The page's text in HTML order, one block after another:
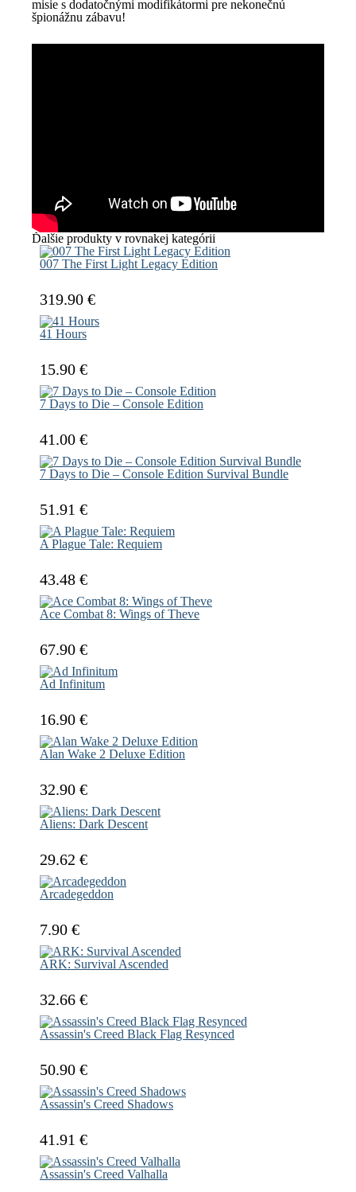
misie s dodatočnými modifikátormi pre nekonečnú
špionážnu zábavu!
Ďalšie produkty v rovnakej kategórii
007 The First Light Legacy Edition
319.90 €
41 Hours
15.90 €
7 Days to Die – Console Edition
41.00 €
7 Days to Die – Console Edition Survival Bundle
51.91 €
A Plague Tale: Requiem
43.48 €
Ace Combat 8: Wings of Theve
67.90 €
Ad Infinitum
16.90 €
Alan Wake 2 Deluxe Edition
32.90 €
Aliens: Dark Descent
29.62 €
Arcadegeddon
7.90 €
ARK: Survival Ascended
32.66 €
Assassin's Creed Black Flag Resynced
50.90 €
Assassin's Creed Shadows
41.91 €
Assassin's Creed Valhalla